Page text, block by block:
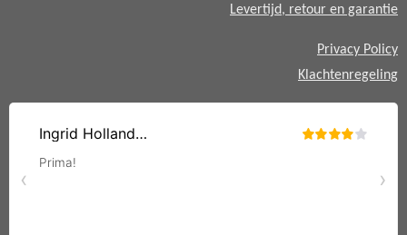
Levertijd, retour en garantie
Privacy Policy
Klachtenregeling